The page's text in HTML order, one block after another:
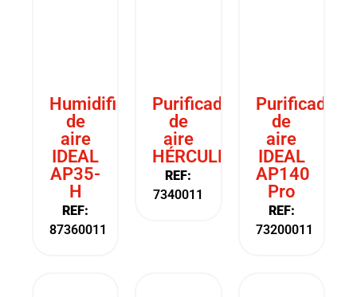
Humidificador
de
aire
IDEAL
AP35-
H
REF:
87360011
Purificador
de
aire
HÉRCULES
REF:
7340011
Purificador
de
aire
IDEAL
AP140
Pro
REF:
73200011